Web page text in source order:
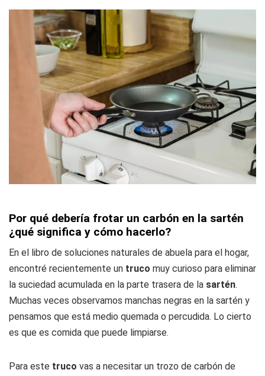
Por qué debería frotar un carbón en la sartén
¿qué significa y cómo hacerlo?
En el libro de soluciones naturales de abuela para el hogar,
encontré recientemente un truco muy curioso para eliminar
la suciedad acumulada en la parte trasera de la sartén.
Muchas veces observamos manchas negras en la sartén y
pensamos que está medio quemada o percudida. Lo cierto
es que es comida que puede limpiarse.
Para este truco vas a necesitar un trozo de carbón de